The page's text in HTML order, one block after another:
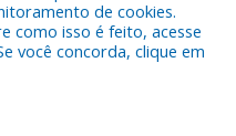
Municipal de Santarém
de cookies.
como isso é feito, acesse
você concorda, clique em